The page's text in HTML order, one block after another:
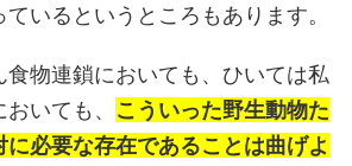
いるというところもあります。
食物連鎖においても、ひいては私
いても、 こういった野生動物た
必要な存在であることは曲げよ